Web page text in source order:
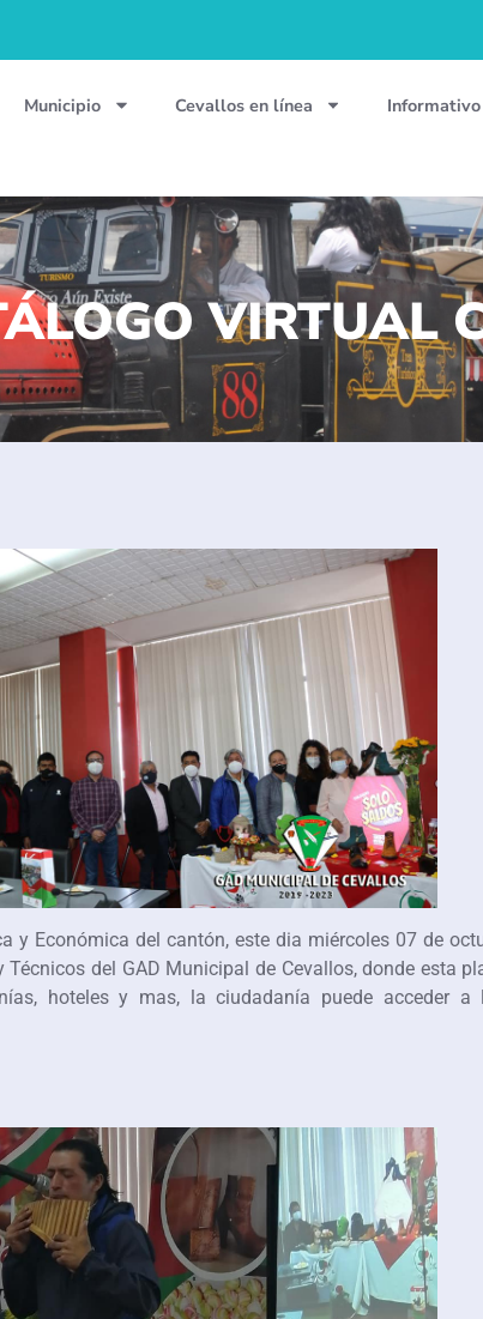
Municipio Cevallos en línea Informativo
VIRTUAL
y Económica del cantón, este dia miércoles 07 de
Técnicos del GAD Municipal de Cevallos, donde esta
hoteles y mas, la ciudadanía puede acceder